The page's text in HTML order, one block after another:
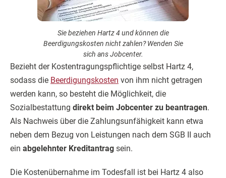
Sie beziehen Hartz 4 und können die
Beerdigungskosten nicht zahlen? Wenden Sie
sich ans Jobcenter.
Bezieht der Kostentragungspflichtige selbst Hartz 4,
sodass die Beerdigungskosten von ihm nicht getragen
werden kann, so besteht die Möglichkeit, die
Sozialbestattung direkt beim Jobcenter zu beantragen.
Als Nachweis über die Zahlungsunfähigkeit kann etwa
neben dem Bezug von Leistungen nach dem SGB II auch
ein abgelehnter Kreditantrag sein.
Die Kostenübernahme im Todesfall ist bei Hartz 4 also